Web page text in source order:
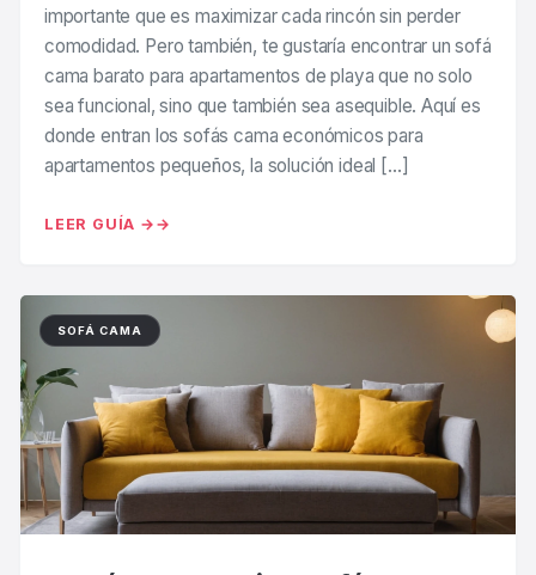
importante que es maximizar cada rincón sin perder
comodidad. Pero también, te gustaría encontrar un sofá
cama barato para apartamentos de playa que no solo
sea funcional, sino que también sea asequible. Aquí es
donde entran los sofás cama económicos para
apartamentos pequeños, la solución ideal […]
LEER GUÍA →
SOFÁ CAMA